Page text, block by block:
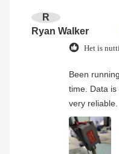
R
Ryan Walker
Het is
Been
time. Data
very reliable.